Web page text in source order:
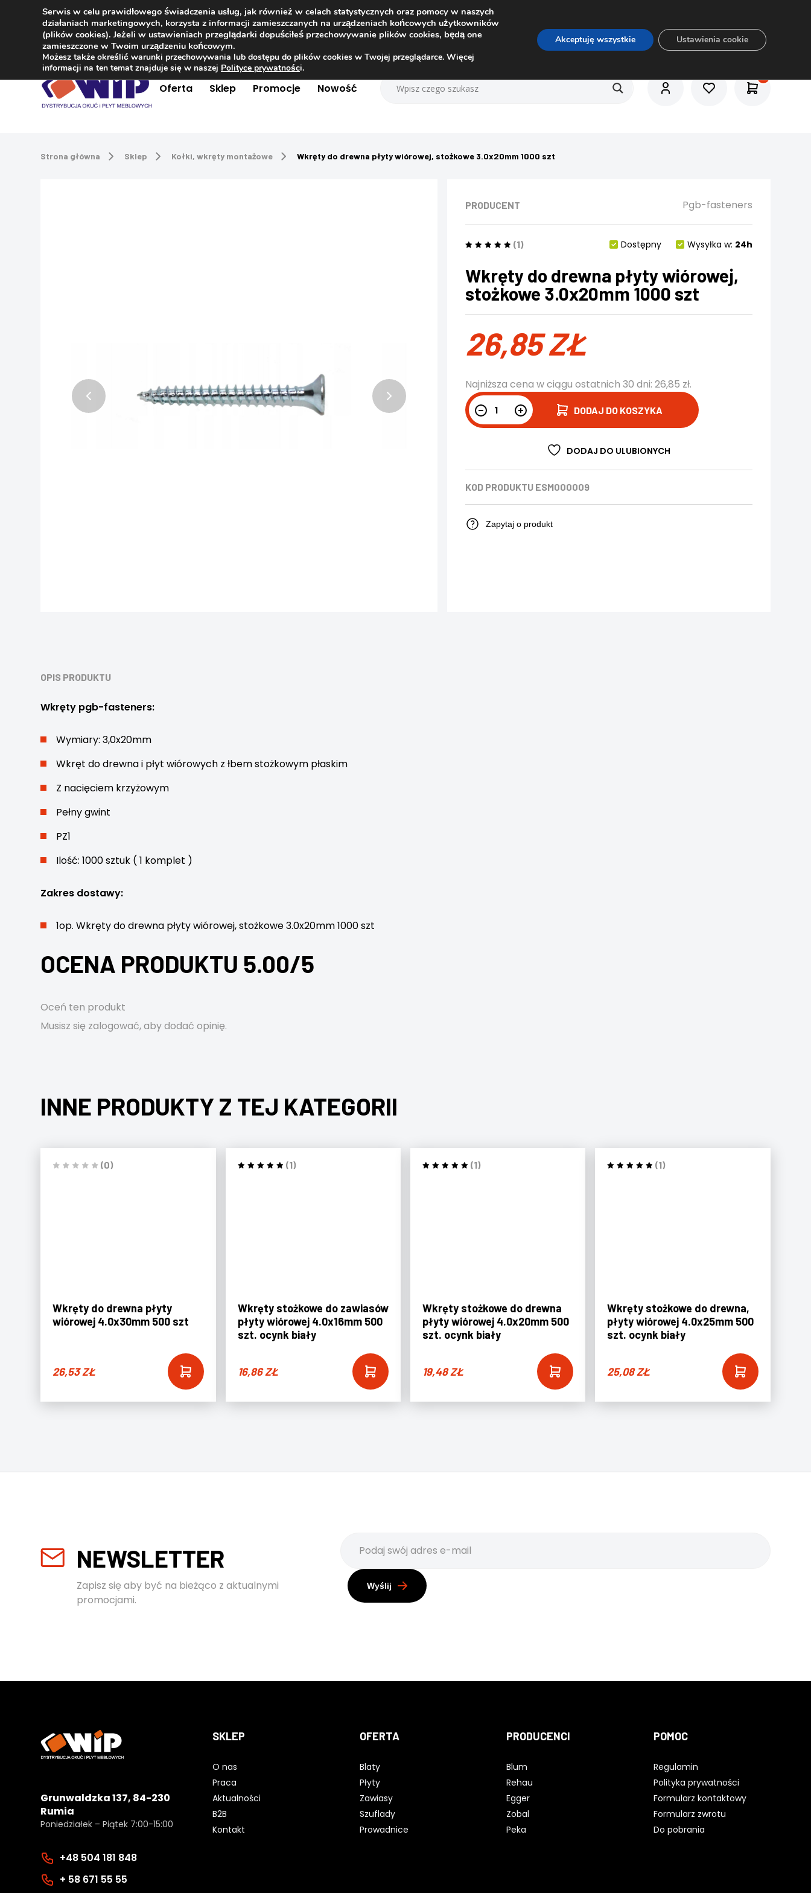
Kontakt +48 504 181 848
Oferta Sklep Promocje Nowość
Strona główna Sklep Kołki, wkręty montażowe Wkręty do drewna płyty wiórowej, stożkowe 3.0x20mm 1000 szt
PRODUCENT Pgb-fasteners
(1) Dostępny Wysyłka w: 24h
Wkręty do drewna płyty wiórowej,
stożkowe 3.0x20mm 1000 szt
26,85ZŁ
Najniższa cena w ciągu ostatnich 30 dni: 26,85 zł.
DODAJ DO KOSZYKA
DODAJ DO ULUBIONYCH
KOD PRODUKTU ESM000009
Zapytaj o produkt
OPIS PRODUKTU
Wkręty pgb-fasteners:
Wymiary: 3,0x20mm
Wkręt do drewna i płyt wiórowych z łbem stożkowym płaskim
Z nacięciem krzyżowym
Pełny gwint
PZ1
Ilość: 1000 sztuk ( 1 komplet )
Zakres dostawy:
1op. Wkręty do drewna płyty wiórowej, stożkowe 3.0x20mm 1000 szt
OCENA PRODUKTU 5.00/5
Oceń ten produkt
Musisz się zalogować, aby dodać opinię.
INNE PRODUKTY Z TEJ KATEGORII
(0)
Wkręty do drewna płyty
wiórowej 4.0x30mm 500 szt
26,53ZŁ
(1)
Wkręty stożkowe do zawiasów
płyty wiórowej 4.0x16mm 500
szt. ocynk biały
16,86ZŁ
(1)
Wkręty stożkowe do drewna
płyty wiórowej 4.0x20mm 500
szt. ocynk biały
19,48ZŁ
(1)
Wkręty stożkowe do drewna,
płyty wiórowej 4.0x25mm 500
szt. ocynk biały
25,08ZŁ
NEWSLETTER
Zapisz się aby być na bieżąco z aktualnymi
promocjami.
Wyślij
Grunwaldzka 137, 84-230
Rumia
Poniedziałek – Piątek 7:00-15:00
+48 504 181 848
+ 58 671 55 55
SKLEP
O nas
Praca
Aktualności
B2B
Kontakt
OFERTA
Blaty
Płyty
Zawiasy
Szuflady
Prowadnice
PRODUCENCI
Blum
Rehau
Egger
Zobal
Peka
POMOC
Regulamin
Polityka prywatności
Formularz kontaktowy
Formularz zwrotu
Do pobrania
Serwis w celu prawidłowego świadczenia usług, jak również w celach statystycznych oraz pomocy w naszych
działaniach marketingowych, korzysta z informacji zamieszczanych na urządzeniach końcowych użytkowników
(plików cookies). Jeżeli w ustawieniach przeglądarki dopuściłeś przechowywanie plików cookies, będą one
zamieszczone w Twoim urządzeniu końcowym.
Możesz także określić warunki przechowywania lub dostępu do plików cookies w Twojej przeglądarce. Więcej
informacji na ten temat znajduje się w naszej Polityce prywatności.
Akceptuję wszystkie Ustawienia cookie